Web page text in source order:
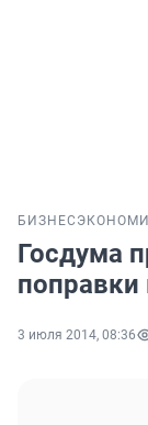
БИЗНЕС
Госдума
3 июля 2014, 08:36